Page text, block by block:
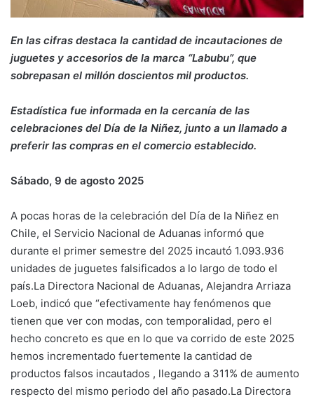
En las cifras destaca la cantidad de incautaciones de
juguetes y accesorios de la marca “Labubu”, que
sobrepasan el millón doscientos mil productos.
Estadística fue informada en la cercanía de las
celebraciones del Día de la Niñez, junto a un llamado a
preferir las compras en el comercio establecido.
Sábado, 9 de agosto 2025
A pocas horas de la celebración del Día de la Niñez en
Chile, el Servicio Nacional de Aduanas informó que
durante el primer semestre del 2025 incautó 1.093.936
unidades de juguetes falsificados a lo largo de todo el
país.La Directora Nacional de Aduanas, Alejandra Arriaza
Loeb, indicó que “efectivamente hay fenómenos que
tienen que ver con modas, con temporalidad, pero el
hecho concreto es que en lo que va corrido de este 2025
hemos incrementado fuertemente la cantidad de
productos falsos incautados , llegando a 311% de aumento
respecto del mismo periodo del año pasado.La Directora